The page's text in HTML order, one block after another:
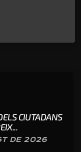
CIUTADANS
DE 2026